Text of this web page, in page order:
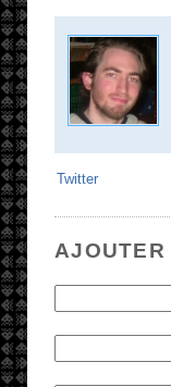
Twitter
AJOUTER